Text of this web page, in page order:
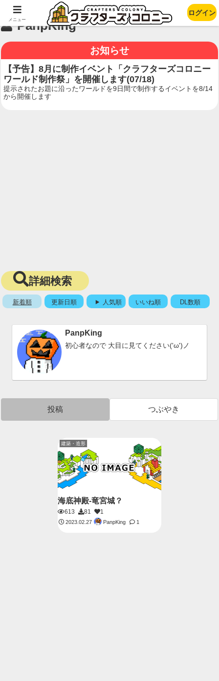
PanpKing
お知らせ
【予告】8月に制作イベント「クラフターズコロニー
ワールド制作祭」を開催します(07/18)
提示されたお題に沿ったワールドを9日間で制作するイベントを8/14
から開催します
詳細検索
新着順 更新日順 人気順 いいね順 DL数順
PanpKing
初心者なので 大目に見てください('ω')ノ
投稿 つぶやき
建築・造形
海底神殿-竜宮城？
613 81 1
2023.02.27 PanpKing 1
メニュー
ログイン